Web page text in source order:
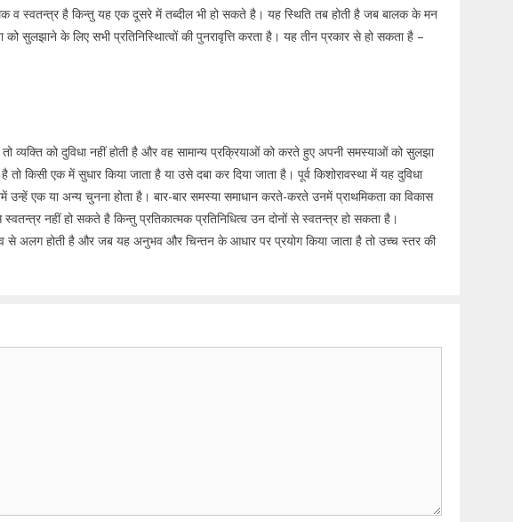
व स्वतन्त्र है किन्तु यह एक दूसरे में तब्दील भी हो सकते है। यह स्थिति तब होती है जब बालक के मन
सुलझाने के लिए सभी प्रतिनिस्थिात्वों की पुनरावृत्ति करता है। यह तीन प्रकार से हो सकता है –
व्यक्ति को दुविधा नहीं होती है और वह सामान्य प्रक्रियाओं को करते हुए अपनी समस्याओं को सुलझा
तो किसी एक में सुधार किया जाता है या उसे दबा कर दिया जाता है। पूर्व किशोरावस्था में यह दुविधा
उन्हें एक या अन्य चुनना होता है। बार-बार समस्या समाधान करते-करते उनमें प्राथमिकता का विकास
नहीं हो सकते है किन्तु प्रतिकात्मक प्रतिनिधित्व उन दोनों से स्वतन्त्र हो सकता है।
से अलग होती है और जब यह अनुभव और चिन्तन के आधार पर प्रयोग किया जाता है तो उच्च स्तर की